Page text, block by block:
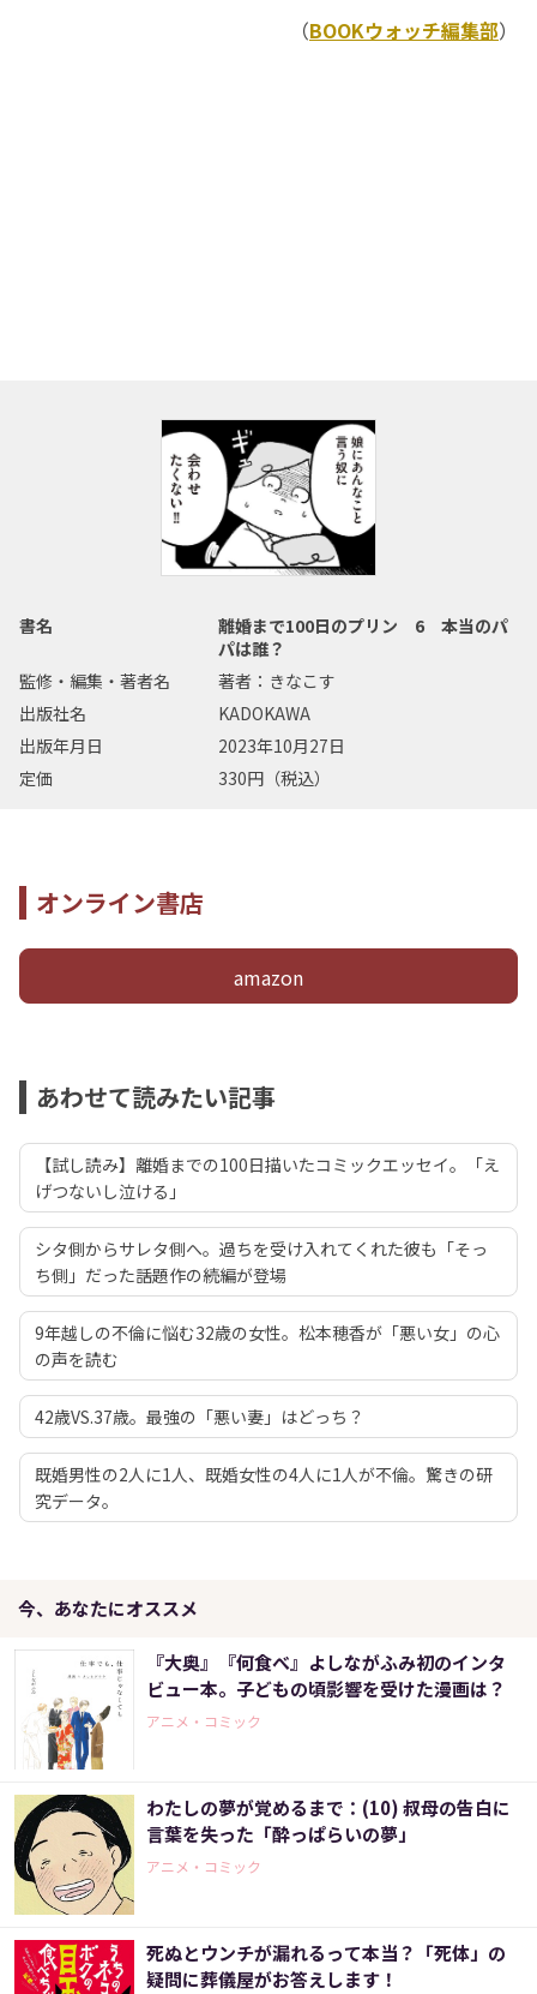
（BOOKウォッチ編集部）
書名
離婚まで100日のプリン 6 本当のパ
パは誰？
監修・編集・著者名
著者：きなこす
出版社名
KADOKAWA
出版年月日
2023年10月27日
定価
330円（税込）
オンライン書店
amazon
あわせて読みたい記事
【試し読み】離婚までの100日描いたコミックエッセイ。「え
げつないし泣ける」
シタ側からサレタ側へ。過ちを受け入れてくれた彼も「そっ
ち側」だった――話題作の続編が登場
9年越しの不倫に悩む32歳の女性。松本穂香が「悪い女」の心
の声を読む
42歳VS.37歳。最強の「悪い妻」はどっち？
既婚男性の2人に1人、既婚女性の4人に1人が不倫。驚きの研
究データ。
今、あなたにオススメ
『大奥』『何食べ』よしながふみ初のインタ
ビュー本。子どもの頃影響を受けた漫画は？
アニメ・コミック
わたしの夢が覚めるまで：(10) 叔母の告白に
言葉を失った「酔っぱらいの夢」
アニメ・コミック
死ぬとウンチが漏れるって本当？「死体」の
疑問に葬儀屋がお答えします！